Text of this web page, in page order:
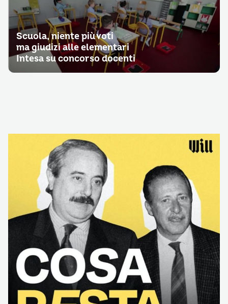
Scuola, niente più voti
ma giudizi alle elementari
Intesa su concorso docenti